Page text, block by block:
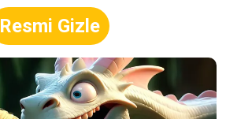
Resmi Gizle